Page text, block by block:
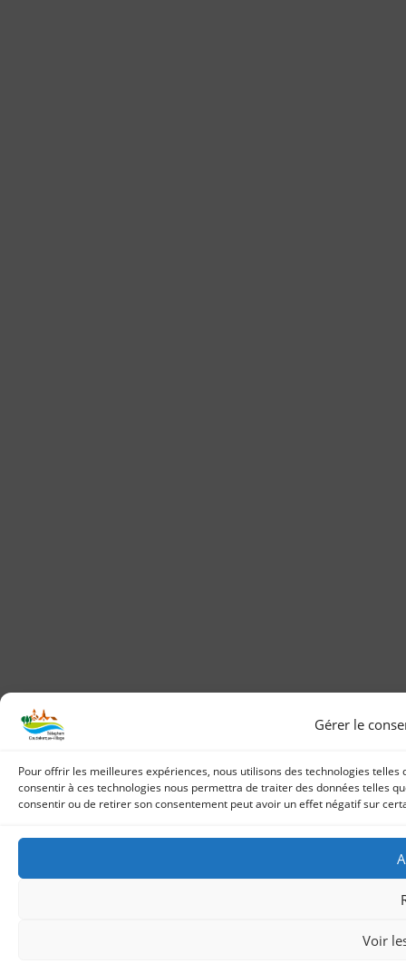
Gérer le
Pour offrir les meilleures expériences, nous utilisons des technologies
consentir à ces technologies nous permettra de traiter des données telles
consentir ou de retirer son consentement peut avoir un effet négatif sur
Voir